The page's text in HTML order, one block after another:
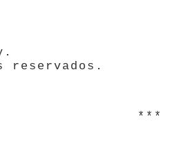
reservados.
***